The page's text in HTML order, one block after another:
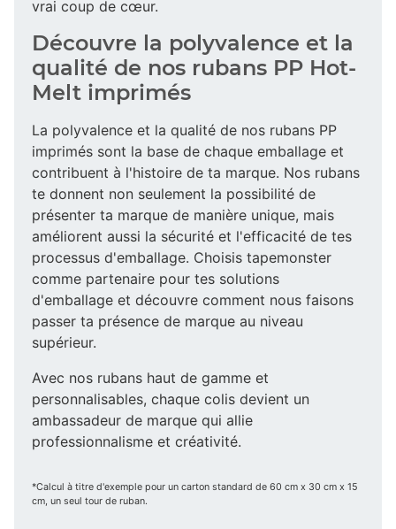
vrai coup de cœur.
Découvre la polyvalence et la
qualité de nos rubans PP Hot-
Melt imprimés
La polyvalence et la qualité de nos rubans PP
imprimés sont la base de chaque emballage et
contribuent à l'histoire de ta marque. Nos rubans
te donnent non seulement la possibilité de
présenter ta marque de manière unique, mais
améliorent aussi la sécurité et l'efficacité de tes
processus d'emballage. Choisis tapemonster
comme partenaire pour tes solutions
d'emballage et découvre comment nous faisons
passer ta présence de marque au niveau
supérieur.
Avec nos rubans haut de gamme et
personnalisables, chaque colis devient un
ambassadeur de marque qui allie
professionnalisme et créativité.
*Calcul à titre d'exemple pour un carton standard de 60 cm x 30 cm x 15
cm, un seul tour de ruban.